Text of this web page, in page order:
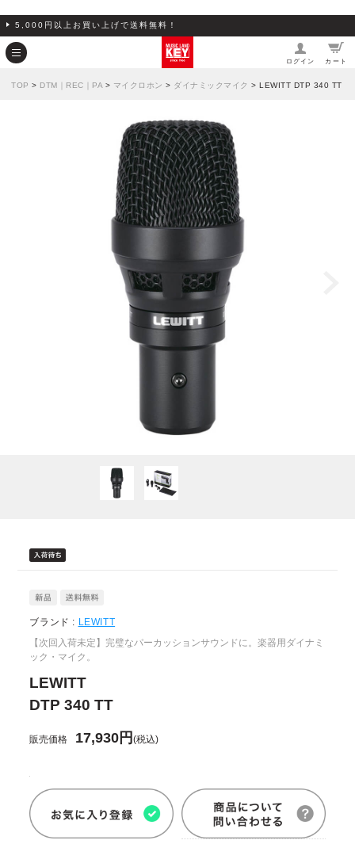
5,000円以上お買い上げで送料無料！
ログイン カート
TOP > DTM｜REC｜PA > マイクロホン > ダイナミックマイク > LEWITT DTP 340 TT
ブランド : LEWITT
【次回入荷未定】完璧なパーカッションサウンドに。楽器用ダイナミ
ック・マイク。
LEWITT
DTP 340 TT
販売価格 17,930円(税込)